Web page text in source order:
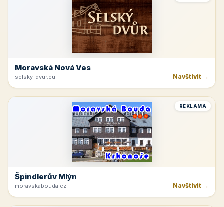
Moravská Nová Ves
selsky-dvur.eu Navštívit →
REKLAMA
Špindlerův Mlýn
moravskabouda.cz Navštívit →